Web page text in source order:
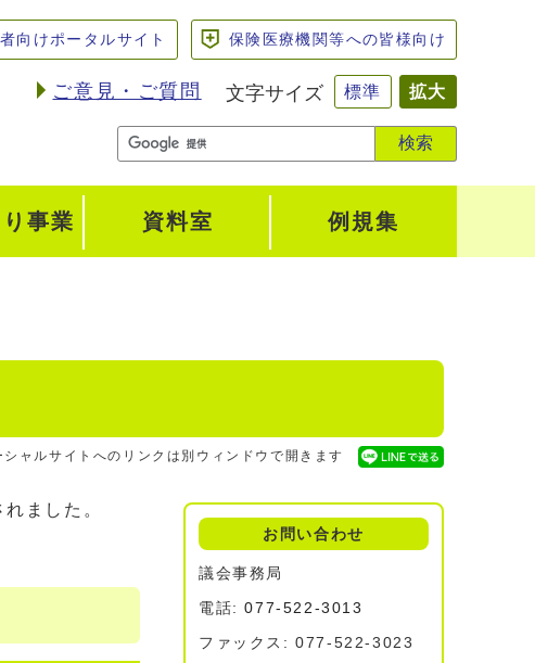
向けポータルサイト 保険医療機関等への皆様向け
ご意見・ご質問 文字サイズ 標準 拡大
検索
事業 資料室 例規集
シャルサイトへのリンクは別ウィンドウで開きます
ました。
お問い合わせ
議会事務局
電話:077-522-3013
ファックス: 077-522-3023